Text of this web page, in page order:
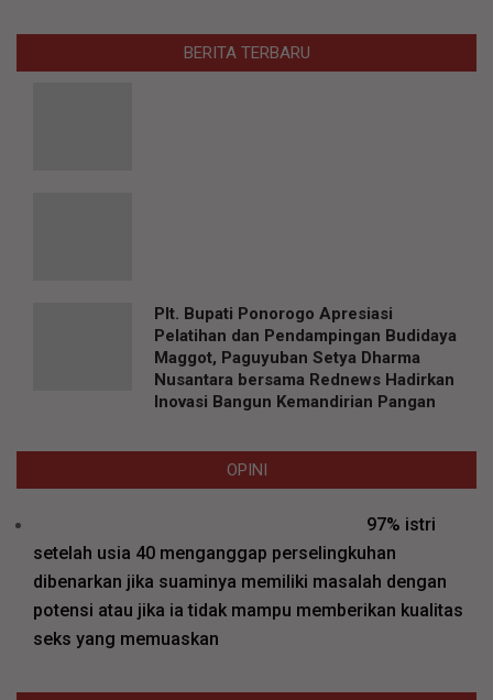
BERITA TERBARU
Plt. Bupati Ponorogo Apresiasi
Pelatihan dan Pendampingan Budidaya
Maggot, Paguyuban Setya Dharma
Nusantara bersama Rednews Hadirkan
Inovasi Bangun Kemandirian Pangan
OPINI
97% istri
setelah usia 40 menganggap perselingkuhan
dibenarkan jika suaminya memiliki masalah dengan
potensi atau jika ia tidak mampu memberikan kualitas
seks yang memuaskan